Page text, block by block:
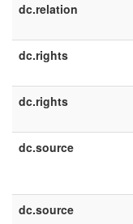
dc.relation
dc.rights
dc.rights
dc.source
dc.source